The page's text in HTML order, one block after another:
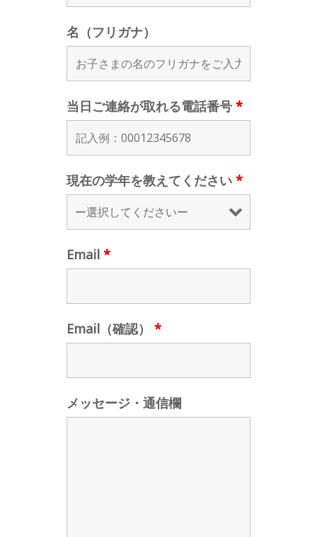
名（フリガナ）
当日ご連絡が取れる電話番号 *
現在の学年を教えてください *
Email *
Email（確認） *
メッセージ・通信欄